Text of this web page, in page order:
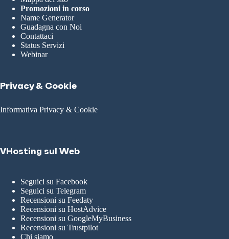
Promozioni in corso
Name Generator
Guadagna con Noi
Contattaci
Status Servizi
Webinar
Privacy & Cookie
Informativa Privacy & Cookie
VHosting sul Web
Seguici su Facebook
Seguici su Telegram
Recensioni su Feedaty
Recensioni su HostAdvice
Recensioni su GoogleMyBusiness
Recensioni su Trustpilot
Chi siamo